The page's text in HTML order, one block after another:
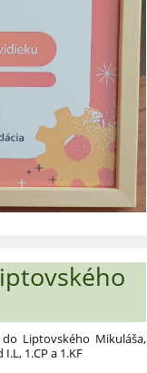
Liptovského Mikuláša,
1.CP a 1.KF